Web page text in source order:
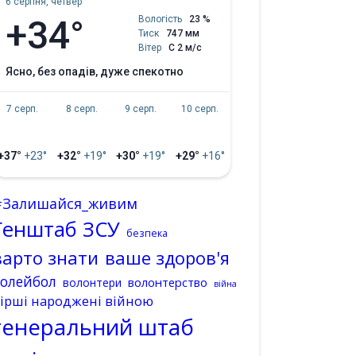
+34° Вологість
23 %
Тиск
747 мм
Вітер
С 2 м/с
ясно, без опадів, дуже спекотно
7 серп.
+23°
8 серп.
+32° +19°
9 серп.
+30° +19°
10 серп.
+29° +16°
ЗСУ безпека
знати ваше здоров'я
волонтери волонтерство війна
народжені війною
штаб